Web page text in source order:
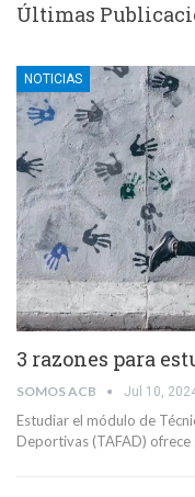
Últimas
NOTICIAS
3 razones para
SOMOS ACB Jul 10,
Estudiar el módulo de
Deportivas (TAFAD)